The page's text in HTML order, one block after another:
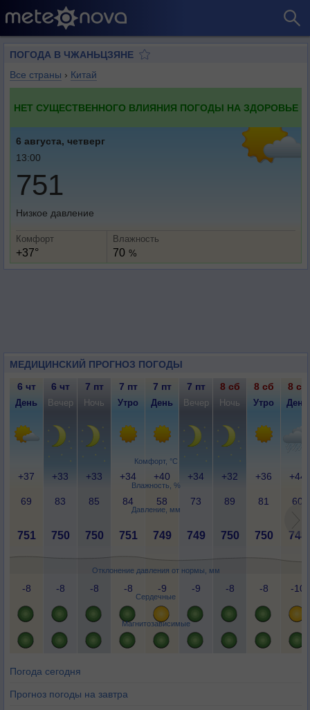
ПОГОДА В ЧЖАНЬЦЗЯНЕ
Все страны › Китай
НЕТ СУЩЕСТВЕННОГО ВЛИЯНИЯ ПОГОДЫ НА ЗДОРОВЬЕ
6 августа, четверг
13:00
751
Низкое давление
Комфорт
+37°
Влажность
70 %
МЕДИЦИНСКИЙ ПРОГНОЗ ПОГОДЫ
Комфорт, °C
Влажность, %
Давление, мм
Отклонение давления от нормы, мм
Сердечные
Магнитозависимые
6 чт 6 чт 7 пт 7 пт 7 пт 7 пт 8 сб 8 сб 8 сб
День Вечер Ночь Утро День Вечер Ночь Утро День
+37 +33 +33 +34 +40 +34 +32 +36 +44
69 83 85 84 58 73 89 81 60
751 750 750 751 749 749 750 750 748
-8 -8 -8 -8 -9 -9 -8 -8 -10
Погода сегодня
Прогноз погоды на завтра